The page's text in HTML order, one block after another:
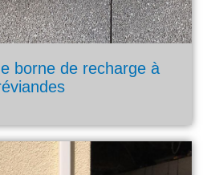
borne de recharge à